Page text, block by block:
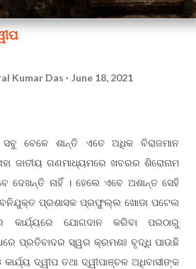
Kumar Das June 18, 2021
ସବୁ ବେଳେ ଶାନ୍ତି ଏତେ ଅଧିକ ବିରାଜମାନ
ଜାତୀୟ ଗଣମାଧ୍ୟମରେ ଖବରର ଶିରୋନାମ
ଦେଖନ୍ତି ନାହିଁ । ହେଲେ ଏବେ ଅଶାନ୍ତ ସେହି
ନବନିଯୁକ୍ତ ପ୍ରଶାସକ ପ୍ରଫୁଲ୍ଲ ଖୋଡା ପଟେଲ
କାର୍ଯ୍ୟରେ ଯୋଗଦାନ କରିବା ପରଠାରୁ
ପ୍ରତିବାଦର ସ୍ୱର କ୍ରମଶଃ ବୃଦ୍ଧି ପାଉଛି
ଦ୍ୱୀପ ତଥା ଦ୍ୱୀପାଞ୍ଚଳ ଅଧିବାସୀଙ୍କ